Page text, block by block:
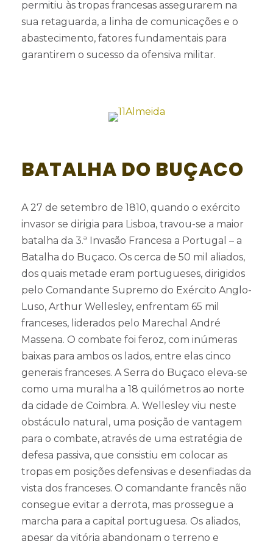
permitiu às tropas francesas assegurarem na
sua retaguarda, a linha de comunicações e o
abastecimento, fatores fundamentais para
garantirem o sucesso da ofensiva militar.
BATALHA DO BUÇACO
A 27 de setembro de 1810, quando o exército
invasor se dirigia para Lisboa, travou-se a maior
batalha da 3.ª Invasão Francesa a Portugal – a
Batalha do Buçaco. Os cerca de 50 mil aliados,
dos quais metade eram portugueses, dirigidos
pelo Comandante Supremo do Exército Anglo-
Luso, Arthur Wellesley, enfrentam 65 mil
franceses, liderados pelo Marechal André
Massena. O combate foi feroz, com inúmeras
baixas para ambos os lados, entre elas cinco
generais franceses. A Serra do Buçaco eleva-se
como uma muralha a 18 quilómetros ao norte
da cidade de Coimbra. A. Wellesley viu neste
obstáculo natural, uma posição de vantagem
para o combate, através de uma estratégia de
defesa passiva, que consistiu em colocar as
tropas em posições defensivas e desenfiadas da
vista dos franceses. O comandante francês não
consegue evitar a derrota, mas prossegue a
marcha para a capital portuguesa. Os aliados,
apesar da vitória abandonam o terreno e